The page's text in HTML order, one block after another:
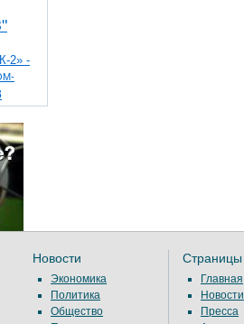
2» -
Новости
Экономика
Политика
Общество
Страницы
Главная
Новости
Пресса